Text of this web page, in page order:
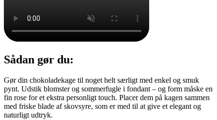
Sådan gør du:
Gør din chokoladekage til noget helt særligt med enkel og smuk
pynt. Udstik blomster og sommerfugle i fondant – og form måske en
fin rose for et ekstra personligt touch. Placer dem på kagen sammen
med friske blade af skovsyre, som er med til at give et elegant og
naturligt udtryk.